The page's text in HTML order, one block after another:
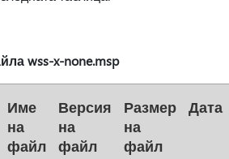
wss-x-none.msp
Име
на
файл
Версия
на
файл
Размер
на
файл
Дата